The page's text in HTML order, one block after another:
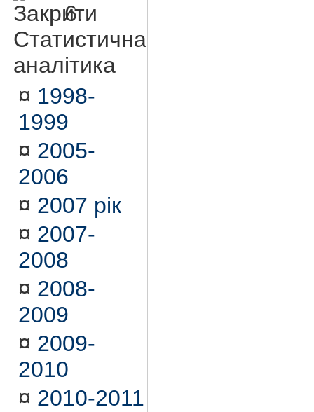
6.
Статистична
аналітика
¤ 1998-
1999
¤ 2005-
2006
¤ 2007 рік
¤ 2007-
2008
¤ 2008-
2009
¤ 2009-
2010
¤ 2010-2011